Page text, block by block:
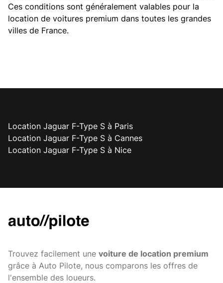
Ces conditions sont généralement valables pour la
location de voitures premium dans toutes les grandes
villes de France.
Location Jaguar F-Type S à Paris
Location Jaguar F-Type S à Cannes
Location Jaguar F-Type S à Nice
Trouvez facilement une voiture de location premium
grâce à Auto Pilote, nous comparons les offres de
l'ensemble des loueurs.